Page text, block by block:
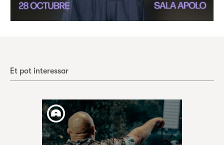
Et pot interessar